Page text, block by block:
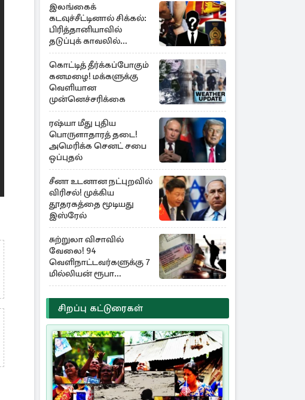
இலங்கைக்
கடவுச்சீட்டினால் சிக்கல்:
பிரித்தானியாவில்
தடுப்புக் காவலில்
முன்னாள் எம்.பி!
கொட்டித் தீர்க்கப்போகும்
கனமழை! மக்களுக்கு
வெளியான
முன்னெச்சரிக்கை
ரஷ்யா மீது புதிய
பொருளாதாரத் தடை!
அமெரிக்க செனட் சபை
ஒப்புதல்
சீனா உடனான நட்புறவில்
விரிசல்! முக்கிய
தூதரகத்தை மூடியது
இஸ்ரேல்
சுற்றுலா விசாவில்
வேலை! 94
வெளிநாட்டவர்களுக்கு 7
மில்லியன் ரூபா
அபராதம்
சிறப்பு கட்டுரைகள்